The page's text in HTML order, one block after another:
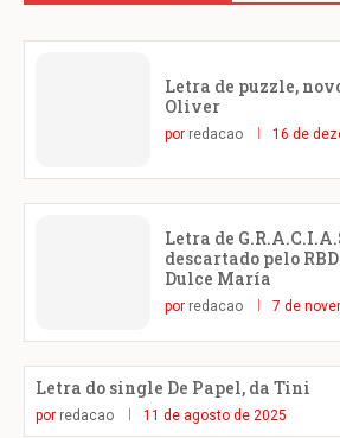
Letra de puzzle,
Oliver
por redacao 16 de
Letra de
descartado pelo
Dulce María
por redacao 7 de
Letra do single De Papel, da Tini
por redacao 11 de agosto de 2025